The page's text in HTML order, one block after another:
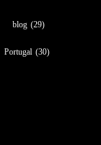
blog (29)
Portugal (30)